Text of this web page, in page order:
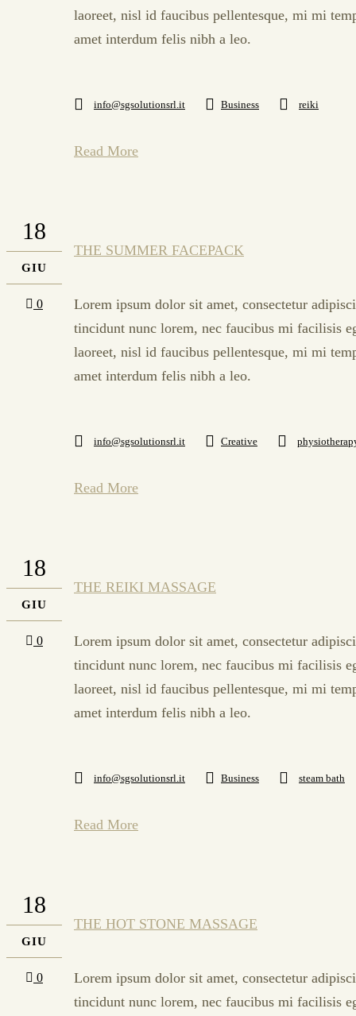
laoreet, nisl id faucibus pellentesque, mi mi
amet interdum felis nibh a leo.
info@sgsolutionsrl.it Business reiki
Read More
18
GIU
0
THE SUMMER FACEPACK
Lorem ipsum dolor sit amet, consectetur
tincidunt nunc lorem, nec faucibus mi facilisis
laoreet, nisl id faucibus pellentesque, mi mi
amet interdum felis nibh a leo.
info@sgsolutionsrl.it Creative
Read More
18
GIU
0
THE REIKI MASSAGE
Lorem ipsum dolor sit amet, consectetur
tincidunt nunc lorem, nec faucibus mi facilisis
laoreet, nisl id faucibus pellentesque, mi mi
amet interdum felis nibh a leo.
info@sgsolutionsrl.it Business steam bath
Read More
18
GIU
0
THE HOT STONE MASSAGE
Lorem ipsum dolor sit amet, consectetur
tincidunt nunc lorem, nec faucibus mi facilisis